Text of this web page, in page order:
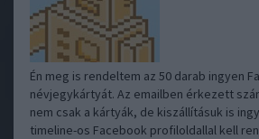
Én meg is rendeltem az 50 darab ingyen
névjegykártyát. Az emailben érkezett
nem csak a kártyák, de kiszállításuk is
timeline-os Facebook profiloldallal kell